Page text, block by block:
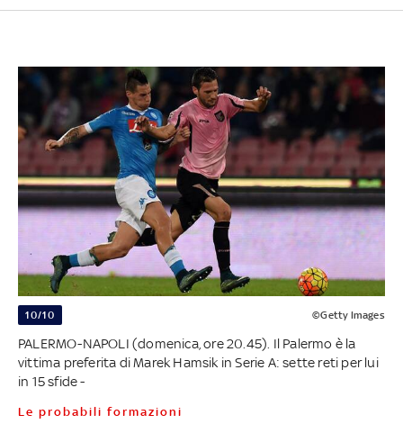
10/10 ©Getty Images
PALERMO-NAPOLI (domenica, ore 20.45). Il Palermo è la
vittima preferita di Marek Hamsik in Serie A: sette reti per lui
in 15 sfide -
Le probabili formazioni